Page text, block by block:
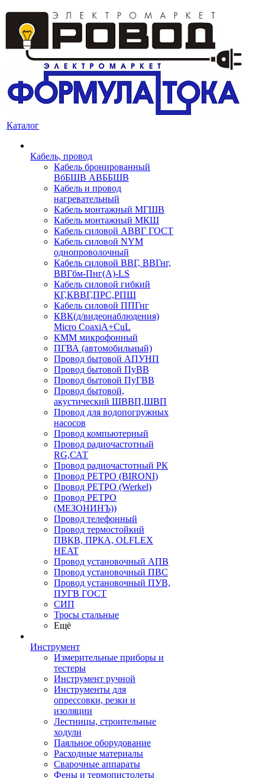
Каталог
Кабель, провод
Кабель бронированный
ВбБШВ АВББШВ
Кабель и провод
нагревательный
Кабель монтажный МГШВ
Кабель монтажный МКШ
Кабель силовой АВВГ ГОСТ
Кабель силовой NYM
однопроволочный
Кабель силовой ВВГ, ВВГнг,
ВВГбм-Пнг(А)-LS
Кабель силовой гибкий
КГ,КВВГ,ПРС,РПШ
Кабель силовой ППГнг
КВК(д/видеонаблюдения)
Micro CoaxiA+CuL
КММ микрофонный
ПГВА (автомобильный)
Провод бытовой АПУНП
Провод бытовой ПуВВ
Провод бытовой ПуГВВ
Провод бытовой,
акустический ШВВП,ШВП
Провод для водопогружных
насосов
Провод компьютерный
Провод радиочастотный
RG,САТ
Провод радиочастотный РК
Провод РЕТРО (BIRONI)
Провод РЕТРО (Werkel)
Провод РЕТРО
(МЕЗОНИНЪ))
Провод телефонный
Провод термостойкий
ПВКВ, ПРКА, OLFLEX
HEAT
Провод установочный АПВ
Провод установочный ПВС
Провод установочный ПУВ,
ПУГВ ГОСТ
СИП
Тросы стальные
Ещё
Инструмент
Измерительные приборы и
тестеры
Инструмент ручной
Инструменты для
опрессовки, резки и
изоляции
Лестницы, строительные
ходули
Паяльное оборудование
Расходные материалы
Сварочные аппараты
Фены и термопистолеты